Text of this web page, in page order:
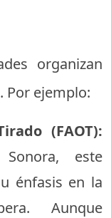
organizan
Por ejemplo:
(FAOT):
este
énfasis en la
Aunque